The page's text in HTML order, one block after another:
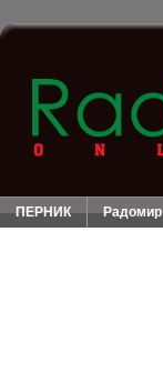
ПЕРНИК Радомир